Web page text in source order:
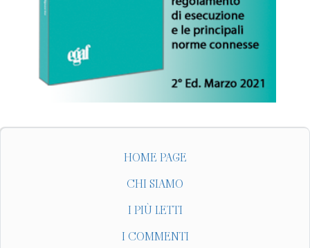
HOME PAGE
CHI SIAMO
I PIÙ LETTI
I COMMENTI